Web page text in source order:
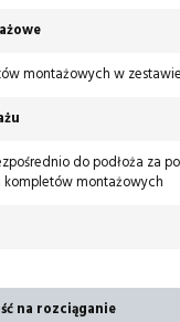
montażowych w
do podłoża za
montażowych
na rozciąganie